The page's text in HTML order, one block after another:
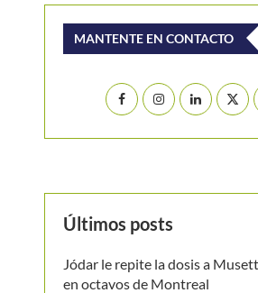
MANTENTE EN CONTACTO
Últimos posts
Jódar le repite la dosis a
en octavos de Montreal